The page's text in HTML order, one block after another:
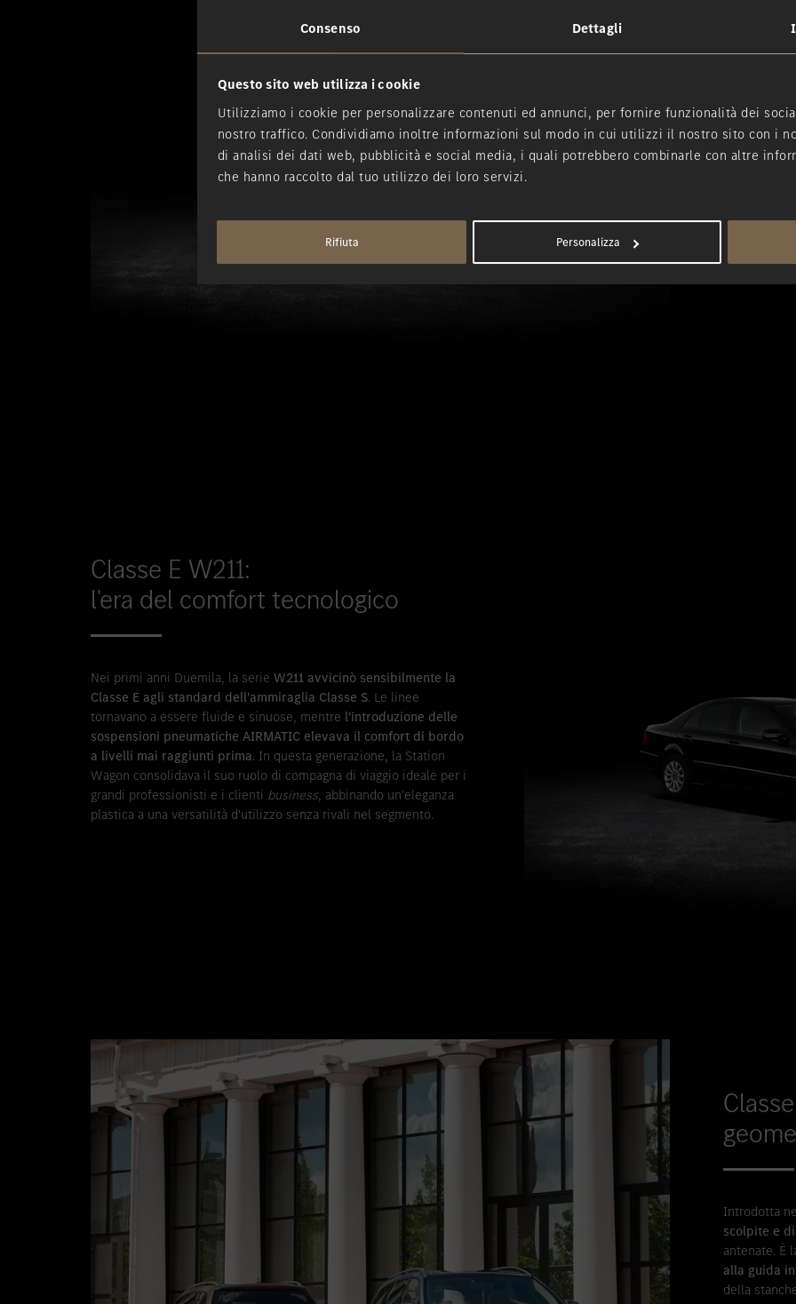
Consenso Dettagli
Questo sito web utilizza i cookie
Utilizziamo i cookie per personalizzare contenuti ed annunci, per fornire funzionalità dei
nostro traffico. Condividiamo inoltre informazioni sul modo in cui utilizzi il nostro sito con i
di analisi dei dati web, pubblicità e social media, i quali potrebbero combinarle con altre
che hanno raccolto dal tuo utilizzo dei loro servizi.
Rifiuta Personalizza
il
rivoluzione
che
Classe E W211:
l'era del comfort tecnologico
Nei primi anni Duemila, la serie W211 avvicinò sensibilmente la
Classe E agli standard dell'ammiraglia Classe S. Le linee
tornavano a essere fluide e sinuose, mentre l'introduzione delle
sospensioni pneumatiche AIRMATIC elevava il comfort di bordo
a livelli mai raggiunti prima. In questa generazione, la Station
Wagon consolidava il suo ruolo di compagna di viaggio ideale per i
grandi professionisti e i clienti business, abbinando un'eleganza
plastica a una versatilità d'utilizzo senza rivali nel segmento.
Introdotta
scolpite e
antenate. È
alla guida
della